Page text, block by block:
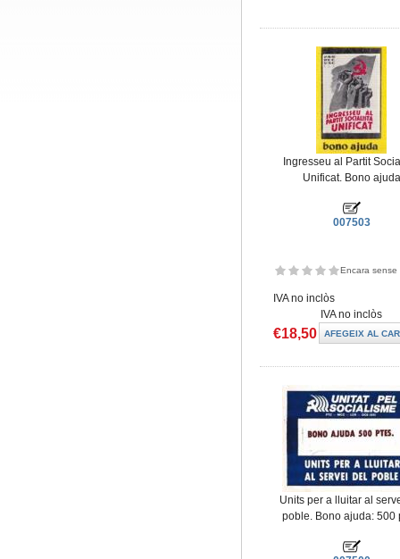
Ingresseu al Partit
Unificat. Bono ajuda
007503
Encara sense
IVA no inclòs
IVA no inclòs
€18,50
Units per a lluitar al
poble. Bono ajuda: 500